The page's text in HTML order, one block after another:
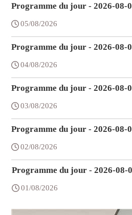
Programme du jour - 2026-08-
05/08/2026
Programme du jour - 2026-08-
04/08/2026
Programme du jour - 2026-08-
03/08/2026
Programme du jour - 2026-08-
02/08/2026
Programme du jour - 2026-08-
01/08/2026